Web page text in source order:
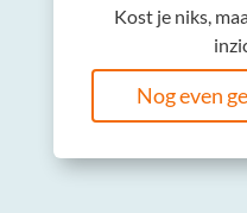
Kost je niks,
Nog even